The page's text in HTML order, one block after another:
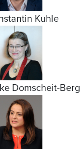
Kuhle
Domscheit-Berg